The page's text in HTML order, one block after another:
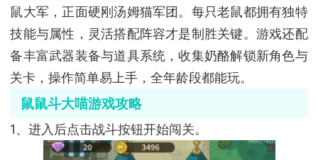
鼠大军，正面硬刚汤姆猫军团。每只老鼠都拥有独特
技能与属性，灵活搭配阵容才是制胜关键。游戏还配
备丰富武器装备与道具系统，收集奶酪解锁新角色与
关卡，操作简单易上手，全年龄段都能玩。
鼠鼠斗大喵游戏攻略
1、进入后点击战斗按钮开始闯关。